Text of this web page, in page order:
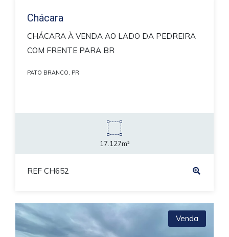
Chácara
CHÁCARA À VENDA AO LADO DA PEDREIRA
COM FRENTE PARA BR
PATO BRANCO, PR
17.127m²
REF CH652
Venda